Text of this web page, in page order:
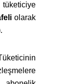
olarak